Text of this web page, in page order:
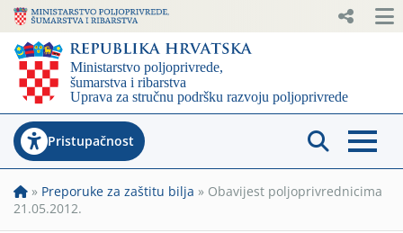
Pristupačnost
» Preporuke za zaštitu bilja » Obavijest poljoprivrednicima
21.05.2012.